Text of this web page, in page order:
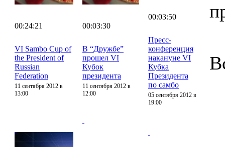
00:24:21
VI Sambo Cup of
the President of
Russian
Federation
11 сентября 2012 в
13:00
00:03:30
В “Дружбе”
прошел VI
Кубок
президента
11 сентября 2012 в
12:00
00:03:50
Пресс-
конференция
накануне VI
Кубка
Президента
по самбо
05 сентября 2012 в
19:00